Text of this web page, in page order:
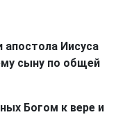
апостола Иисуса
сыну по общей
Богом к вере и